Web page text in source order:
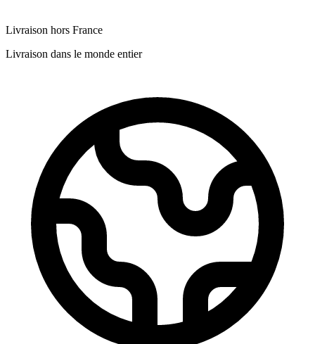
Livraison hors France
Livraison dans le monde entier